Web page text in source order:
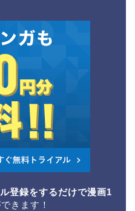
登録をするだけで漫画1
きます！